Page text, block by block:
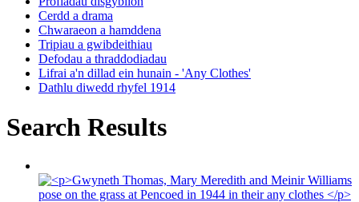
Cerdd a drama
Chwaraeon a hamddena
Tripiau a gwibdeithiau
Defodau a thraddodiadau
Lifrai a'n dillad ein hunain - 'Any Clothes'
Dathlu diwedd rhyfel 1914
Search Results